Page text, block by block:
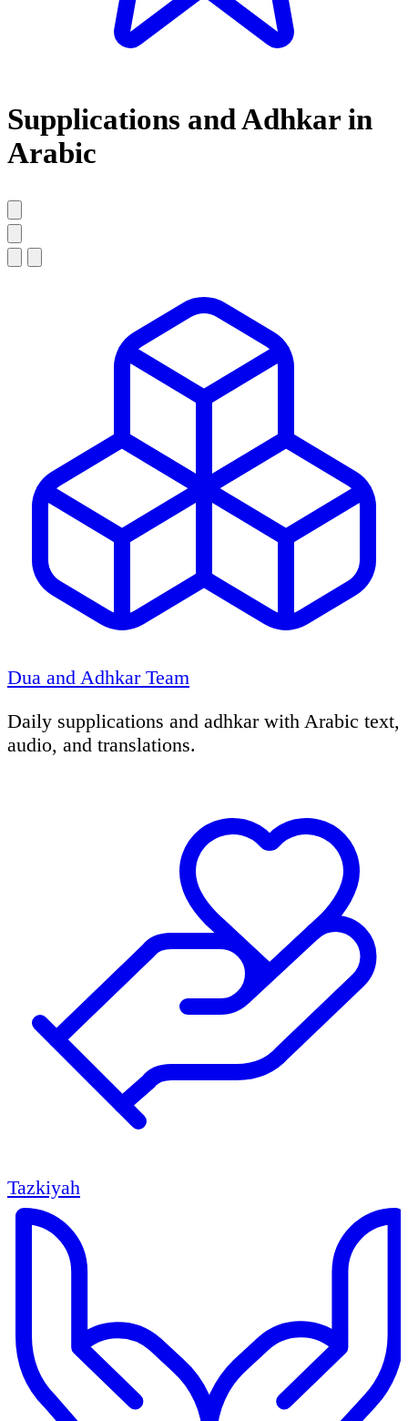
Supplications and Adhkar in
Arabic
Dua and Adhkar Team
Daily supplications and adhkar with Arabic text,
audio, and translations.
Tazkiyah